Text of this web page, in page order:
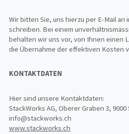
Wir bitten Sie, uns hierzu per E-Mail
schreiben. Bei einem
behalten wir uns vor, von Ihnen einen
die Übernahme der effektiven Kosten
KONTAKTDATEN
Hier sind unsere Kontaktdaten:
StackWorks AG, Oberer Graben 3, 9000
info@stackworks.ch
www.stackworks.ch